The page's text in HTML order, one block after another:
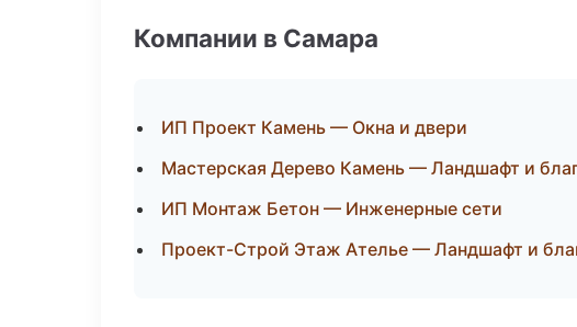
Компании в Самара
ИП Проект Камень — Окна и двери
Мастерская Дерево Камень — Ландшафт и
ИП Монтаж Бетон — Инженерные сети
Проект-Строй Этаж Ателье — Ландшафт и